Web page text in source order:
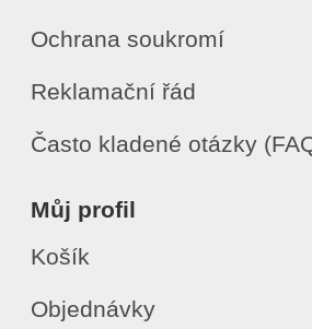
Ochrana soukromí
Reklamační řád
Často kladené otázky
Můj profil
Košík
Objednávky